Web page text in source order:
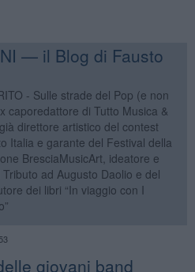
— il Blog di Fausto
- Sulle strade del Pop (e non
caporedattore di Tutto Musica &
direttore artistico del contest
Italia e garante del Festival della
BresciaMusicArt, ideatore e
ad Augusto Daolio e del
dei libri “In viaggio con I
giovani band